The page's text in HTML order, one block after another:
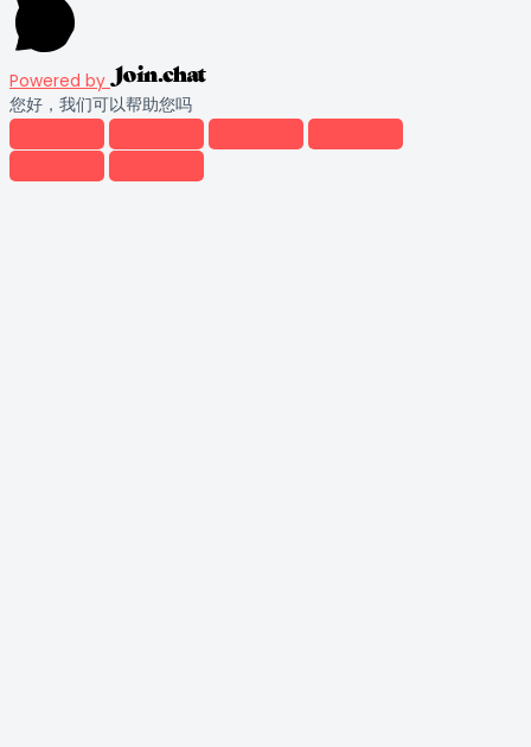
Powered by
您好，我们可以帮助您吗